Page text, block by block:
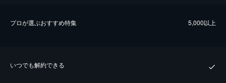
プロが選ぶおすすめ特集 5,000以上
いつでも解約できる